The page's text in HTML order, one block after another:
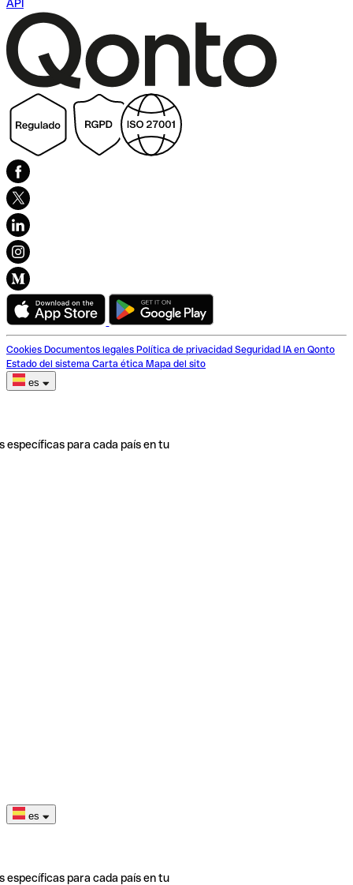
API
Cookies Documentos legales Política de privacidad Seguridad IA en Qonto
Estado del sistema Carta ética Mapa del sito
es
específicas para cada país en tu
es
específicas para cada país en tu